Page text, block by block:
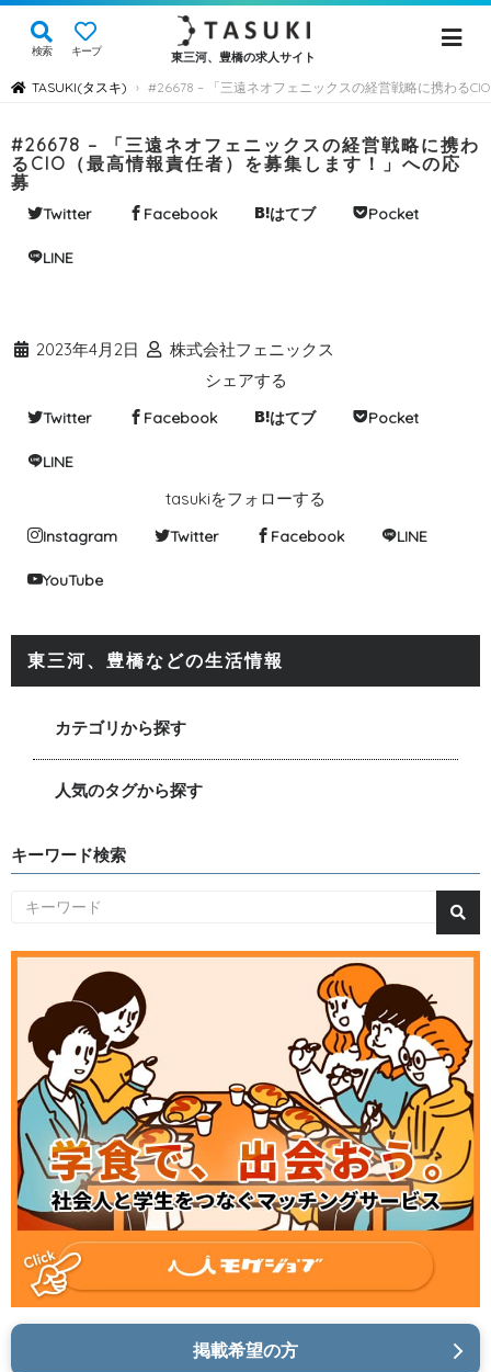
検索 キープ 東三河、豊橋の求人サイト
TASUKI(タスキ) › #26678 – 「三遠ネオフェニックスの経営戦略に携わる
#26678 – 「三遠ネオフェニックスの経営戦略に携わ
るCIO（最高情報責任者）を募集します！」への応
募
Twitter Facebook はてブ Pocket
LINE
2023年4月2日
株式会社フェニックス
シェアする
Twitter Facebook はてブ Pocket
LINE
tasukiをフォローする
Instagram Twitter Facebook LINE
YouTube
東三河、豊橋などの生活情報
カテゴリから探す
人気のタグから探す
キーワード検索
掲載希望の方